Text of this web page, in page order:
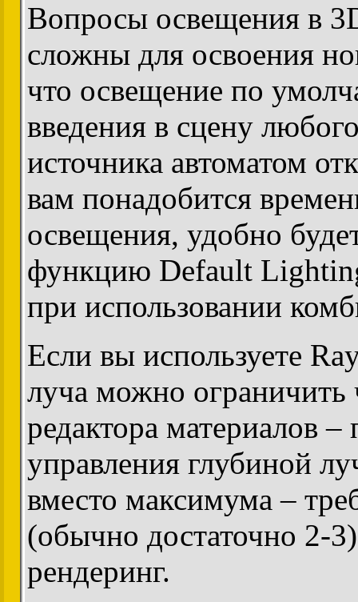
Вопросы освещения в
сложны для освоения
что освещение по
введения в сцену
источника автоматом
вам понадобится
освещения, удобно
функцию Default
при использовании
Если вы используете
луча можно ограничить
редактора материалов –
управления глубиной
вместо максимума –
(обычно достаточно 2-
рендеринг.